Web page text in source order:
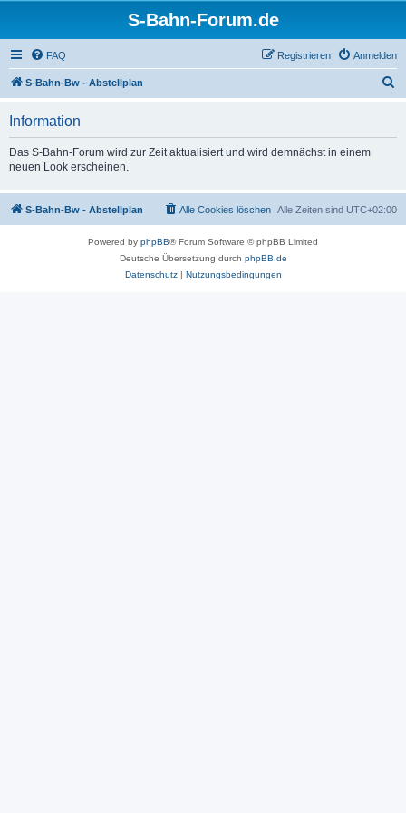
S-Bahn-Forum.de
FAQ Anmelden
Registrieren
S-Bahn-Bw - Abstellplan
Information
Das S-Bahn-Forum wird zur Zeit aktualisiert und wird demnächst in einem
neuen Look erscheinen.
S-Bahn-Bw - Abstellplan Alle Zeiten sind UTC+02:00
Alle Cookies löschen
Powered by phpBB® Forum Software © phpBB Limited
Deutsche Übersetzung durch phpBB.de
Datenschutz| Nutzungsbedingungen